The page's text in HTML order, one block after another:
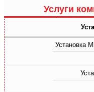
Услуги
Установка